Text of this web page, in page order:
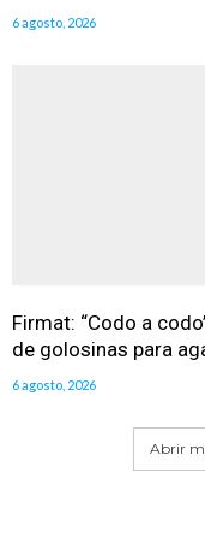
6 agosto, 2026
Firmat: “Codo a
de golosinas para
6 agosto, 2026
Abrir